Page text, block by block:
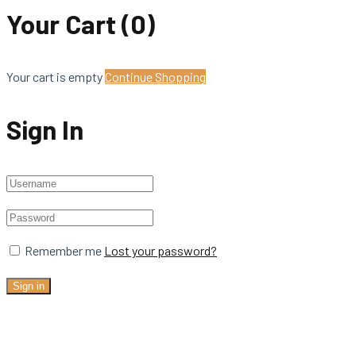
Your Cart (0)
Your cart is emptyContinue Shopping
Sign In
Remember me Lost your password?
Sign in